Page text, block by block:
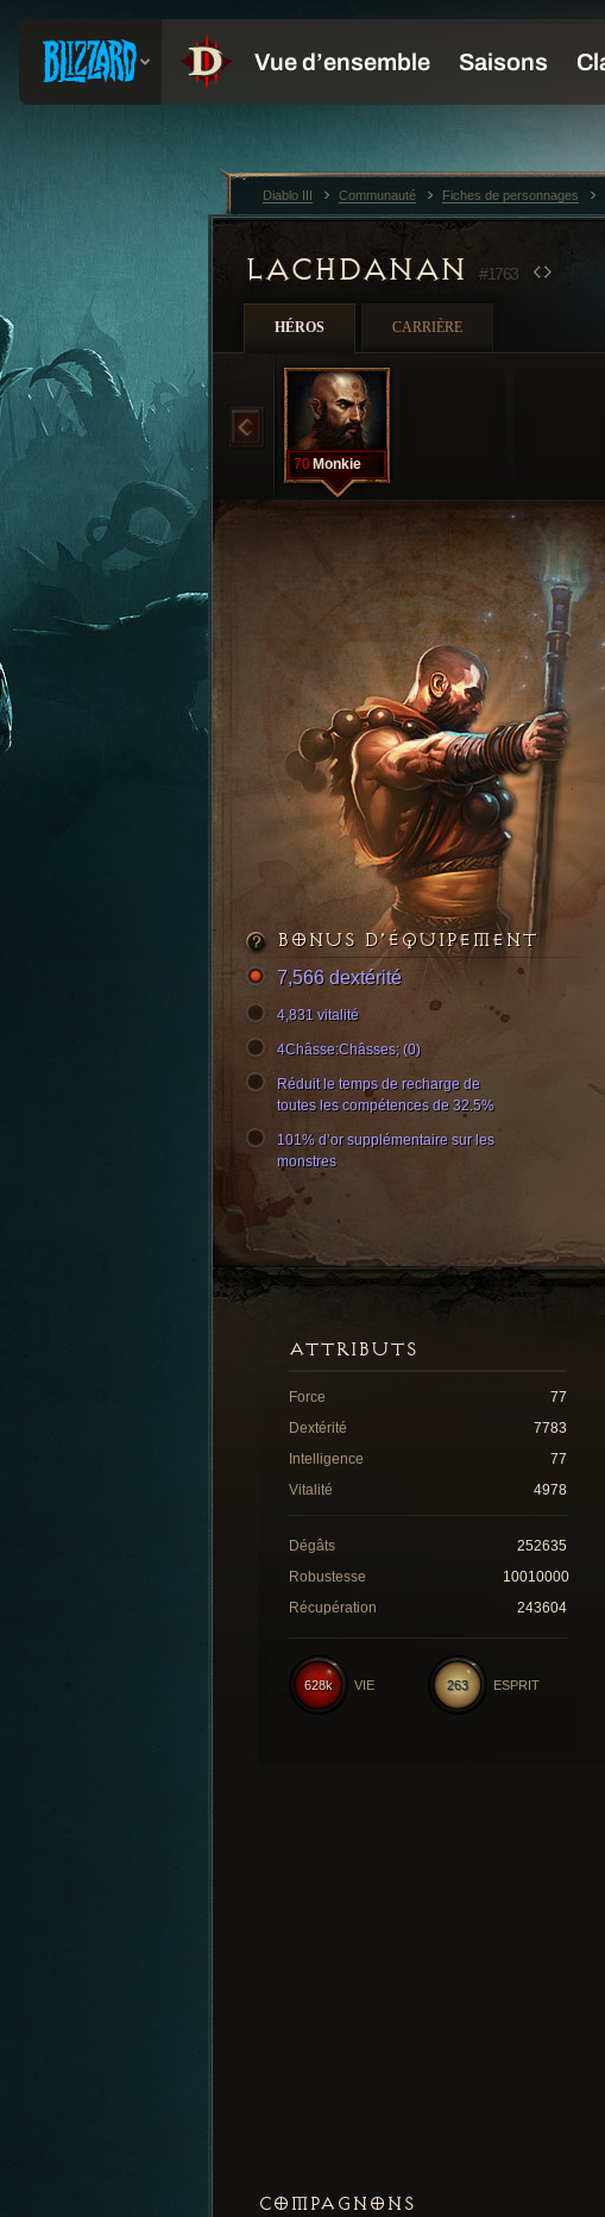
LACHDANAN #1763
HÉROS CARRIÈRE
70 Monkie
BONUS D’ÉQUIPEMENT
7,566 dextérité
4,831 vitalité
4Châsse:Châsses; (0)
Réduit le temps de recharge de
toutes les compétences de 32.5%
101% d’or supplémentaire sur les
monstres
ATTRIBUTS
Force
77
Dextérité
7783
Intelligence
77
Vitalité
4978
Dégâts
252635
Robustesse
10010000
Récupération
243604
263 ESPRIT
628k VIE
COMPAGNONS
Diablo III Communauté Fiches de personnages